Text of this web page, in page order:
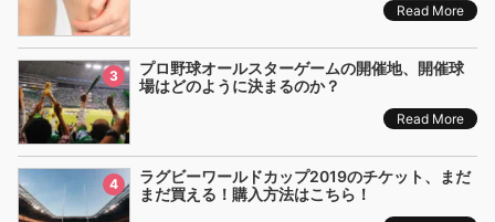
Read More
3
プロ野球オールスターゲームの開催地、開催球
場はどのように決まるのか？
Read More
4
ラグビーワールドカップ2019のチケット、まだ
まだ買える！購入方法はこちら！